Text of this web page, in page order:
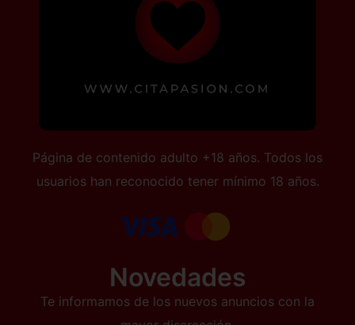
Página de contenido adulto +18 años. Todos los
usuarios han reconocido tener mínimo 18 años.
Novedades
Te informamos de los nuevos anuncios con la